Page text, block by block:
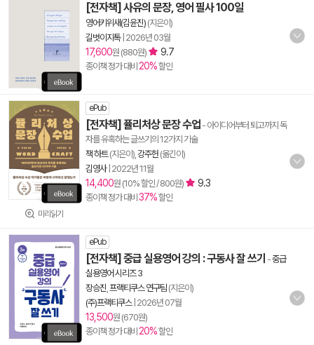
[전자책] 사유의 문장, 영어 필사 100일
영어키위새(김윤진) (지은이)
길벗이지톡| 2026년 03월
17,600원 (880원) 9.7
종이책 정가 대비 20%할인
미리읽기
ePub
[전자책] 퓰리처상 문장 수업 - 아이디어부터 퇴고까지 독
자를 유혹하는 글쓰기의 12가지 기술
잭 하트(지은이), 강주헌 (옮긴이)
김영사| 2022년 11월
14,400원 (10% 할인 / 800원) 9.3
종이책 정가 대비 37%할인
ePub
[전자책] 중급 실용영어 강의 : 구동사 잘 쓰기 -중급
실용영어 시리즈 3
장승진 프랙티쿠스 연구팀 (지은이)
(주)프랙티쿠스| 2026년 07월
13,500원 (670원)
종이책 정가 대비 20%할인